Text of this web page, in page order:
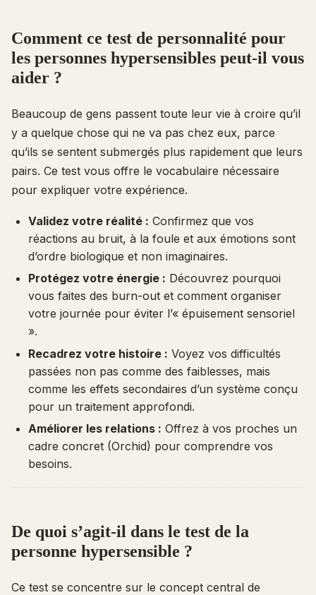
Comment ce test de personnalité pour
les personnes hypersensibles peut-il vous
aider ?
Beaucoup de gens passent toute leur vie à croire qu’il
y a quelque chose qui ne va pas chez eux, parce
qu’ils se sentent submergés plus rapidement que leurs
pairs. Ce test vous offre le vocabulaire nécessaire
pour expliquer votre expérience.
Validez votre réalité : Confirmez que vos
réactions au bruit, à la foule et aux émotions sont
d’ordre biologique et non imaginaires.
Protégez votre énergie : Découvrez pourquoi
vous faites des burn-out et comment organiser
votre journée pour éviter l’« épuisement sensoriel
».
Recadrez votre histoire : Voyez vos difficultés
passées non pas comme des faiblesses, mais
comme les effets secondaires d’un système conçu
pour un traitement approfondi.
Améliorer les relations : Offrez à vos proches un
cadre concret (Orchid) pour comprendre vos
besoins.
De quoi s’agit-il dans le test de la
personne hypersensible ?
Ce test se concentre sur le concept central de